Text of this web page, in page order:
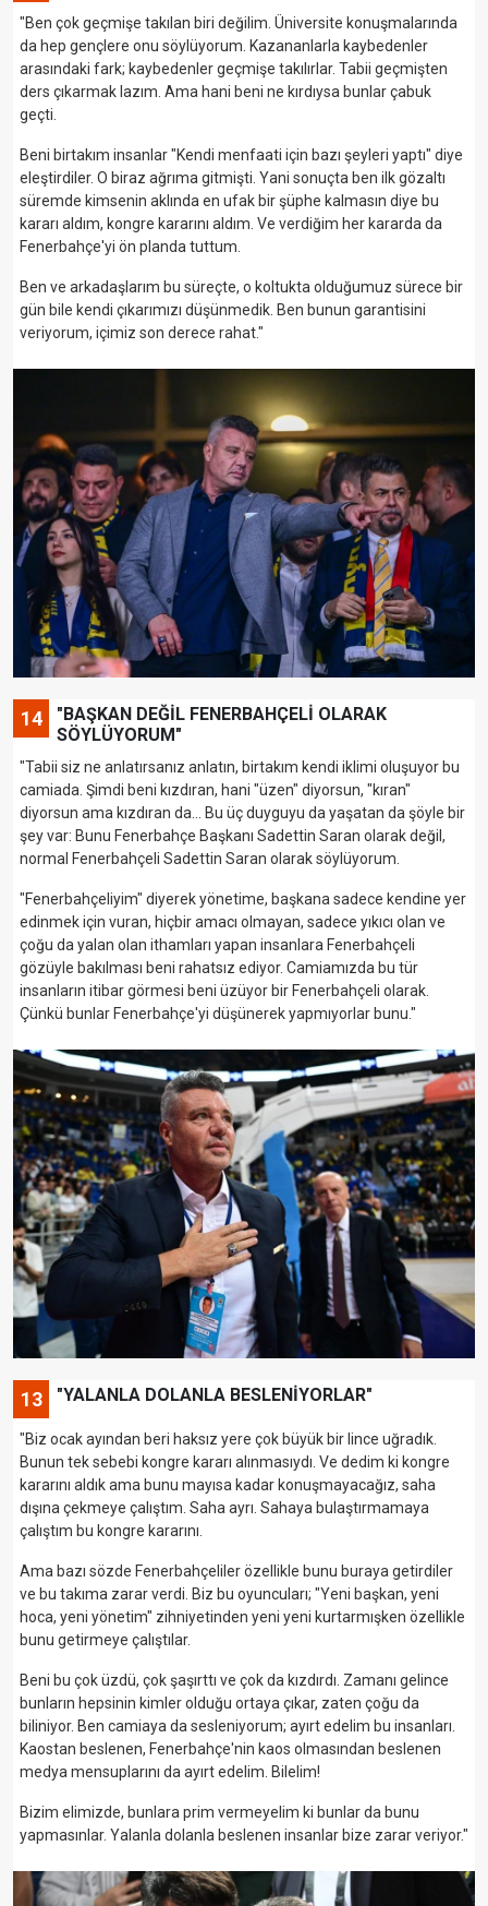
"Ben çok geçmişe takılan biri değilim. Üniversite konuşmalarında
da hep gençlere onu söylüyorum. Kazananlarla kaybedenler
arasındaki fark; kaybedenler geçmişe takılırlar. Tabii geçmişten
ders çıkarmak lazım. Ama hani beni ne kırdıysa bunlar çabuk
geçti.
Beni birtakım insanlar "Kendi menfaati için bazı şeyleri yaptı" diye
eleştirdiler. O biraz ağrıma gitmişti. Yani sonuçta ben ilk gözaltı
süremde kimsenin aklında en ufak bir şüphe kalmasın diye bu
kararı aldım, kongre kararını aldım. Ve verdiğim her kararda da
Fenerbahçe'yi ön planda tuttum.
Ben ve arkadaşlarım bu süreçte, o koltukta olduğumuz sürece bir
gün bile kendi çıkarımızı düşünmedik. Ben bunun garantisini
veriyorum, içimiz son derece rahat."
14
"BAŞKAN DEĞİL FENERBAHÇELİ OLARAK
SÖYLÜYORUM"
"Tabii siz ne anlatırsanız anlatın, birtakım kendi iklimi oluşuyor bu
camiada. Şimdi beni kızdıran, hani "üzen" diyorsun, "kıran"
diyorsun ama kızdıran da... Bu üç duyguyu da yaşatan da şöyle bir
şey var: Bunu Fenerbahçe Başkanı Sadettin Saran olarak değil,
normal Fenerbahçeli Sadettin Saran olarak söylüyorum.
"Fenerbahçeliyim" diyerek yönetime, başkana sadece kendine yer
edinmek için vuran, hiçbir amacı olmayan, sadece yıkıcı olan ve
çoğu da yalan olan ithamları yapan insanlara Fenerbahçeli
gözüyle bakılması beni rahatsız ediyor. Camiamızda bu tür
insanların itibar görmesi beni üzüyor bir Fenerbahçeli olarak.
Çünkü bunlar Fenerbahçe'yi düşünerek yapmıyorlar bunu."
13 "YALANLA DOLANLA BESLENİYORLAR"
"Biz ocak ayından beri haksız yere çok büyük bir lince uğradık.
Bunun tek sebebi kongre kararı alınmasıydı. Ve dedim ki kongre
kararını aldık ama bunu mayısa kadar konuşmayacağız, saha
dışına çekmeye çalıştım. Saha ayrı. Sahaya bulaştırmamaya
çalıştım bu kongre kararını.
Ama bazı sözde Fenerbahçeliler özellikle bunu buraya getirdiler
ve bu takıma zarar verdi. Biz bu oyuncuları; "Yeni başkan, yeni
hoca, yeni yönetim" zihniyetinden yeni yeni kurtarmışken özellikle
bunu getirmeye çalıştılar.
Beni bu çok üzdü, çok şaşırttı ve çok da kızdırdı. Zamanı gelince
bunların hepsinin kimler olduğu ortaya çıkar, zaten çoğu da
biliniyor. Ben camiaya da sesleniyorum; ayırt edelim bu insanları.
Kaostan beslenen, Fenerbahçe'nin kaos olmasından beslenen
medya mensuplarını da ayırt edelim. Bilelim!
Bizim elimizde, bunlara prim vermeyelim ki bunlar da bunu
yapmasınlar. Yalanla dolanla beslenen insanlar bize zarar veriyor."